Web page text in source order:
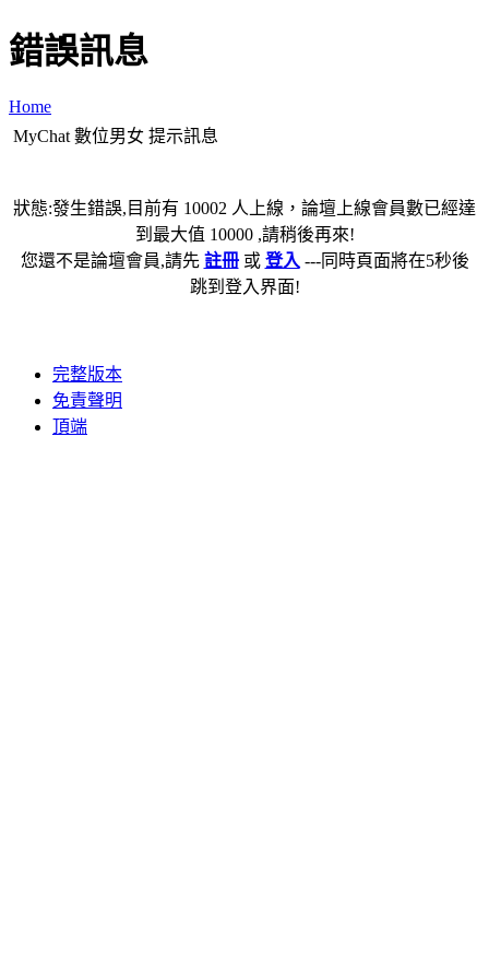
錯誤訊息
Home
MyChat 數位男女 提示訊息
狀態:發生錯誤,目前有 10002 人上線，論壇上線會員數已經達
到最大值 10000 ,請稍後再來!
您還不是論壇會員,請先 註冊或 登入 ---同時頁面將在5秒後
跳到登入界面!
完整版本
免責聲明
頂端